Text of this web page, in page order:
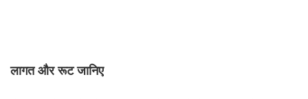
लागत और रूट जानिए